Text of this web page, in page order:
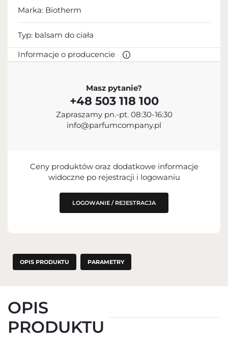
Marka: Biotherm
Typ: balsam do ciała
Informacje o producencie
+33 1 47 48 68 00
contact@loreal.com
Masz pytanie?
+48 503 118 100
Zapraszamy pn.-pt. 08:30-16:30
info@parfumcompany.pl
Ceny produktów oraz dodatkowe informacje
widoczne po rejestracji i logowaniu
LOGOWANIE / REJESTRACJA
OPIS PRODUKTU PARAMETRY
OPIS
PRODUKTU